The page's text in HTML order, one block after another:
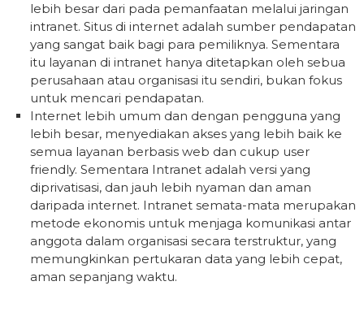
lebih besar dari pada pemanfaatan melalui jaringan
intranet. Situs di internet adalah sumber pendapatan
yang sangat baik bagi para pemiliknya. Sementara
itu layanan di intranet hanya ditetapkan oleh sebua
perusahaan atau organisasi itu sendiri, bukan fokus
untuk mencari pendapatan.
Internet lebih umum dan dengan pengguna yang
lebih besar, menyediakan akses yang lebih baik ke
semua layanan berbasis web dan cukup user
friendly. Sementara Intranet adalah versi yang
diprivatisasi, dan jauh lebih nyaman dan aman
daripada internet. Intranet semata-mata merupakan
metode ekonomis untuk menjaga komunikasi antar
anggota dalam organisasi secara terstruktur, yang
memungkinkan pertukaran data yang lebih cepat,
aman sepanjang waktu.